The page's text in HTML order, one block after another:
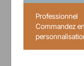
Professionnel
Commandez